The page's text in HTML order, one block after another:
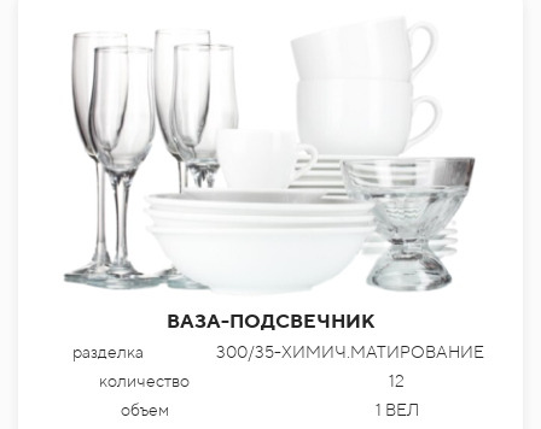
ВАЗА-ПОДСВЕЧНИК
разделка
300/35-ХИМИЧ.МАТИРОВАНИЕ
количество
12
объем
1 ВЕЛ